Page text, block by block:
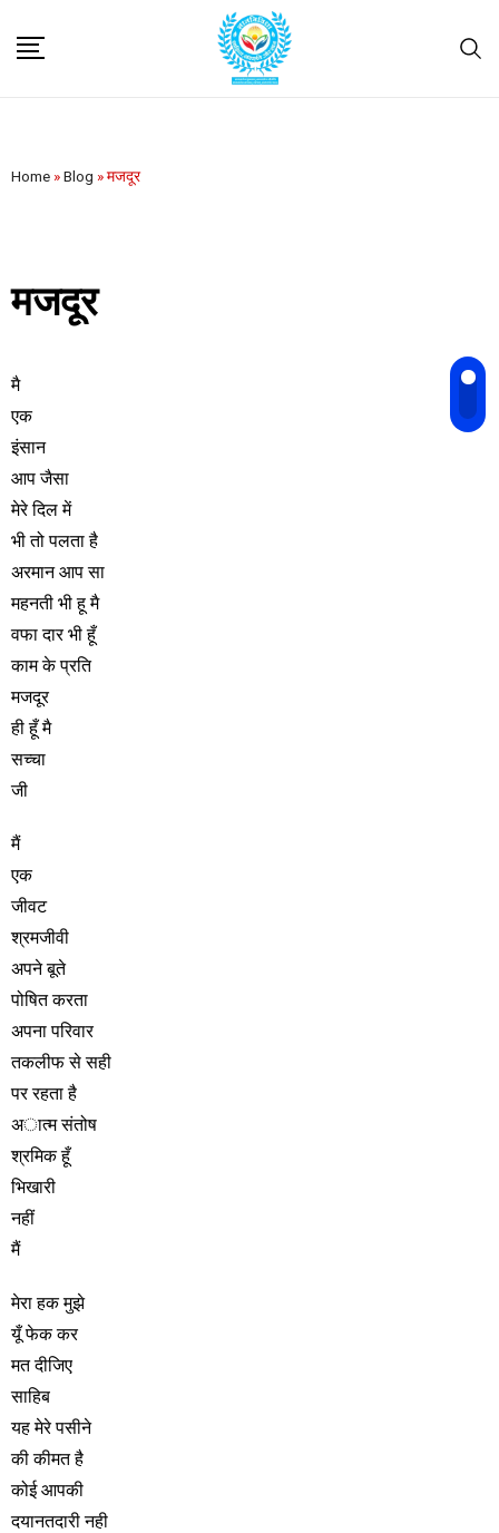
Home »Blog »मजदूर
मजदूर
मै
एक
इंसान
आप जैसा
मेरे दिल में
भी तो पलता है
अरमान आप सा
महनती भी हू मै
वफा दार भी हूँ
काम के प्रति
मजदूर
ही हूँ मै
सच्चा
जी
मैं
एक
जीवट
श्रमजीवी
अपने बूते
पोषित करता
अपना परिवार
तकलीफ से सही
पर रहता है
अात्म संतोष
श्रमिक हूँ
भिखारी
नहीं
मैं
मेरा हक मुझे
यूँ फेक कर
मत दीजिए
साहिब
यह मेरे पसीने
की कीमत है
कोई आपकी
दयानतदारी नही